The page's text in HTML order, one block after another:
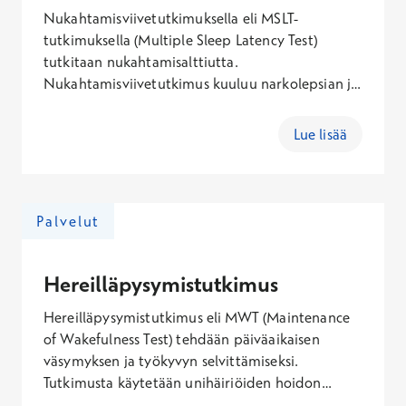
puhelimitse asiakaspalvelumme kautta.
Nukahtamisviivetutkimuksella eli MSLT-
tutkimuksella (Multiple Sleep Latency Test)
tutkitaan nukahtamisalttiutta.
Nukahtamisviivetutkimus kuuluu narkolepsian ja
MSLT-tutkimus tehdään kansainvälisten
yöunet. Varaa aika lääkärille, joka voi arvioida
uni- tai vireystilatutkimuksiin, varaa aika
tutkimukseen puhelimitse asiakaspalvelumme
kautta.
Lue lisää
Palvelut
Hereilläpysymistutkimus
Hereilläpysymistutkimus eli MWT (Maintenance
of Wakefulness Test) tehdään päiväaikaisen
väsymyksen ja työkyvyn selvittämiseksi.
Tutkimusta käytetään unihäiriöiden hoidon